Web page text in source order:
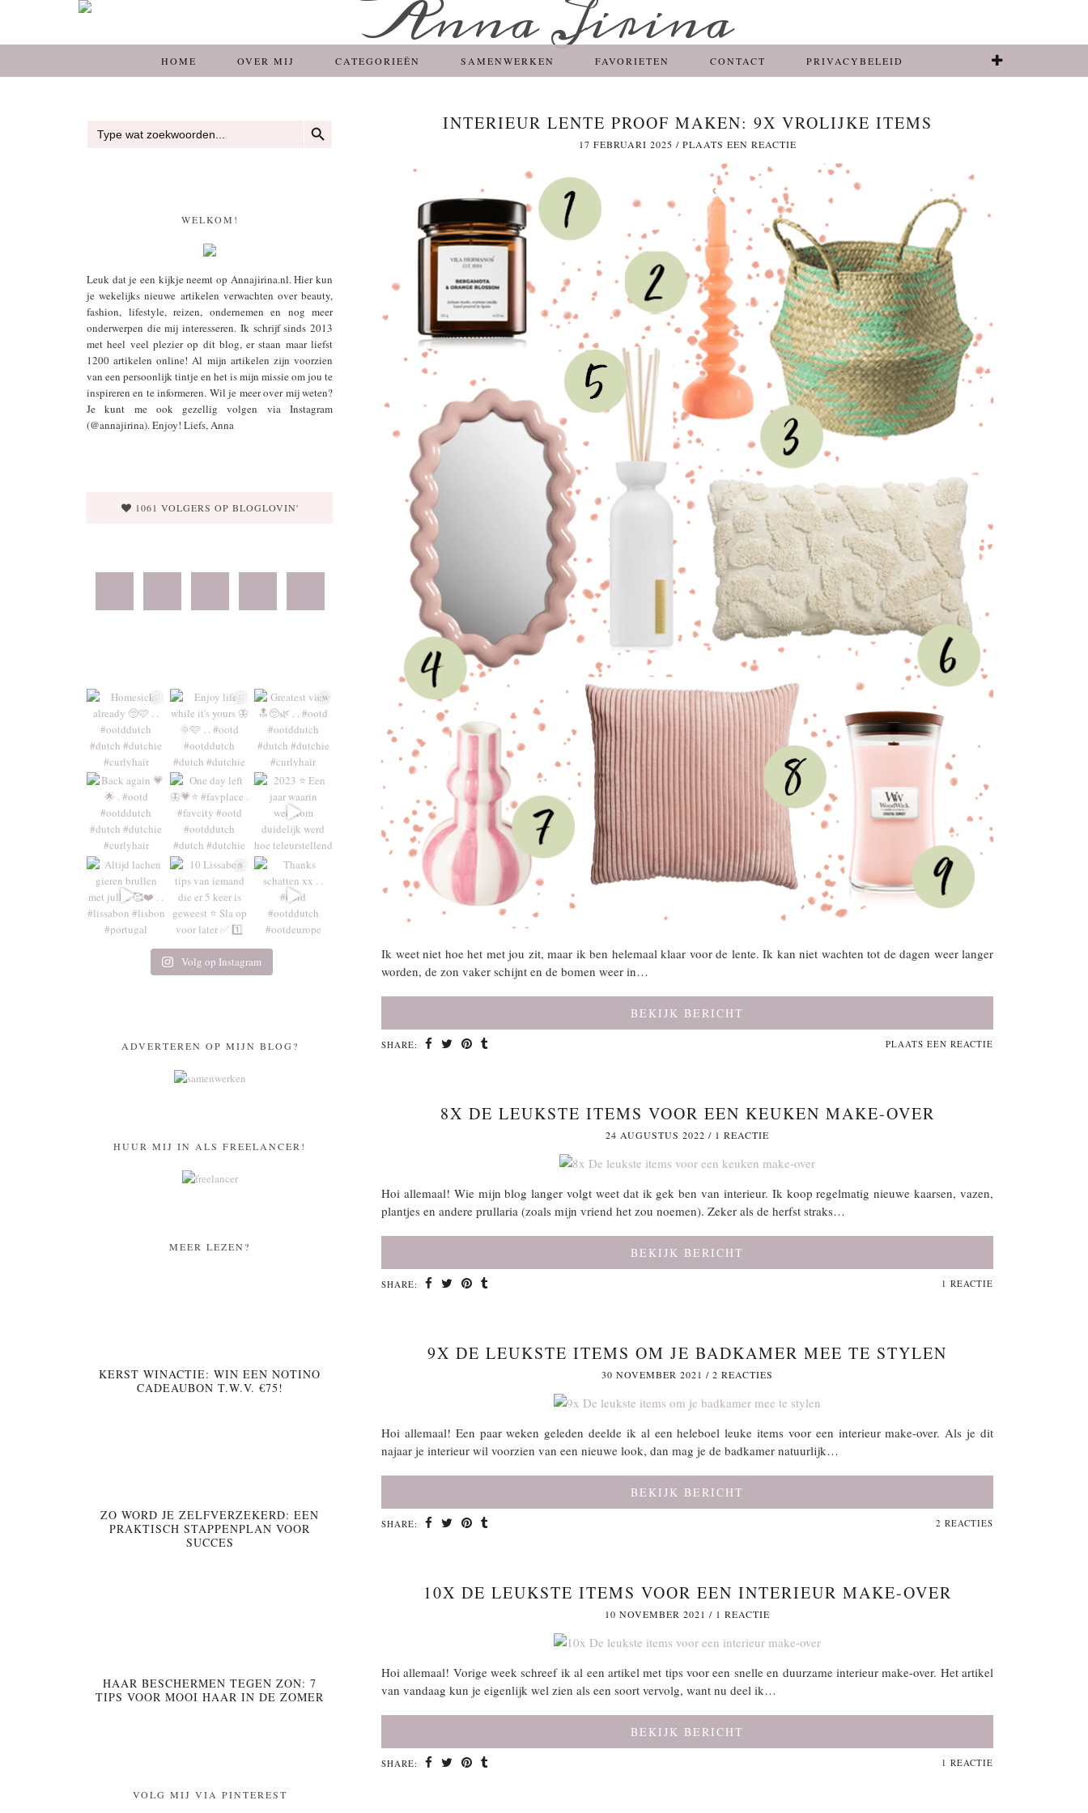
HOME OVER MIJ CATEGORIEËN SAMENWERKEN FAVORIETEN CONTACT PRIVACYBELEID
INTERIEUR LENTE PROOF MAKEN: 9X VROLIJKE ITEMS
17 FEBRUARI 2025 / PLAATS EEN REACTIE
Ik weet niet hoe het met jou zit, maar ik ben helemaal klaar voor de lente. Ik kan niet wachten tot de dagen weer langer
worden, de zon vaker schijnt en de bomen weer in…
BEKIJK BERICHT
SHARE: PLAATS EEN REACTIE
8X DE LEUKSTE ITEMS VOOR EEN KEUKEN MAKE-OVER
24 AUGUSTUS 2022 / 1 REACTIE
Hoi allemaal! Wie mijn blog langer volgt weet dat ik gek ben van interieur. Ik koop regelmatig nieuwe kaarsen, vazen,
plantjes en andere prullaria (zoals mijn vriend het zou noemen). Zeker als de herfst straks…
BEKIJK BERICHT
SHARE: 1 REACTIE
9X DE LEUKSTE ITEMS OM JE BADKAMER MEE TE STYLEN
30 NOVEMBER 2021 / 2 REACTIES
Hoi allemaal! Een paar weken geleden deelde ik al een heleboel leuke items voor een interieur make-over. Als je dit
najaar je interieur wil voorzien van een nieuwe look, dan mag je de badkamer natuurlijk…
BEKIJK BERICHT
SHARE: 2 REACTIES
10X DE LEUKSTE ITEMS VOOR EEN INTERIEUR MAKE-OVER
10 NOVEMBER 2021 / 1 REACTIE
Hoi allemaal! Vorige week schreef ik al een artikel met tips voor een snelle en duurzame interieur make-over. Het artikel
van vandaag kun je eigenlijk wel zien als een soort vervolg, want nu deel ik…
BEKIJK BERICHT
SHARE: 1 REACTIE
naar:
WELKOM!
Leuk dat je een kijkje neemt op Annajirina.nl. Hier kun
je wekelijks nieuwe artikelen verwachten over beauty,
fashion, lifestyle, reizen, ondernemen en nog meer
onderwerpen die mij interesseren. Ik schrijf sinds 2013
met heel veel plezier op dit blog, er staan maar liefst
1200 artikelen online! Al mijn artikelen zijn voorzien
van een persoonlijk tintje en het is mijn missie om jou te
inspireren en te informeren. Wil je meer over mij weten?
Je kunt me ook gezellig volgen via Instagram
(@annajirina). Enjoy! Liefs, Anna
1061 VOLGERS OP BLOGLOVIN'
Volg op Instagram
ADVERTEREN OP MIJN BLOG?
HUUR MIJ IN ALS FREELANCER!
MEER LEZEN?
KERST WINACTIE: WIN EEN NOTINO
CADEAUBON T.W.V. €75!
ZO WORD JE ZELFVERZEKERD: EEN
PRAKTISCH STAPPENPLAN VOOR
SUCCES
HAAR BESCHERMEN TEGEN ZON: 7
TIPS VOOR MOOI HAAR IN DE ZOMER
VOLG MIJ VIA PINTEREST